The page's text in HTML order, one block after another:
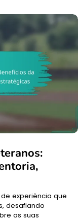
experiência que
desafiando
as suas